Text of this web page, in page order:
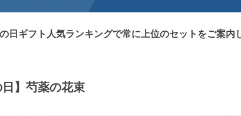
日ギフト人気ランキングで常に上位のセットをご案内
日】芍薬の花束